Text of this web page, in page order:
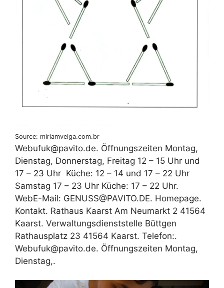
Source: miriamveiga.com.br
Web‍ufuk@pavito.de. Öffnungszeiten Montag,
Dienstag, Donnerstag, Freitag 12 – 15 Uhr und
17 – 23 Uhr ‍ Küche: 12 – 14 und 17 – 22 Uhr ‍
‍Samstag 17 – 23 Uhr Küche: 17 – 22 Uhr.
WebE-Mail: GENUSS@PAVITO.DE. Homepage.
Kontakt. Rathaus Kaarst Am Neumarkt 2 41564
Kaarst. Verwaltungsdienststelle Büttgen
Rathausplatz 23 41564 Kaarst. Telefon:.
Web‍ufuk@pavito.de. Öffnungszeiten Montag,
Dienstag,.